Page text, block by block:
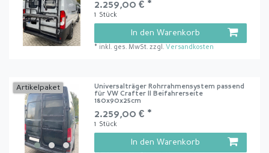
2.259,00 € *
1 Stück
In den Warenkorb
* inkl. ges. MwSt. zzgl. Versandkosten
Artikelpaket
Universalträger Rohrrahmensystem passend
für VW Crafter II Beifahrerseite
180x90x25cm
2.259,00 € *
1 Stück
In den Warenkorb